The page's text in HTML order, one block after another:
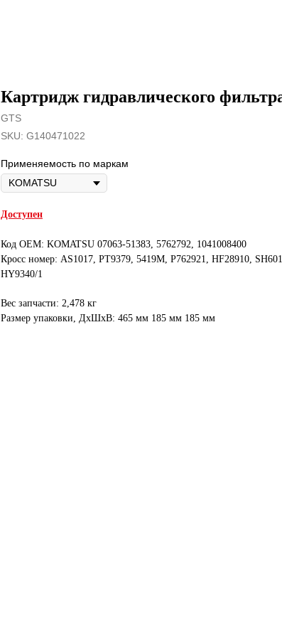
Картридж гидравлического
GTS
SKU: G140471022
Применяемость по маркам
Доступен
Код OEM: KOMATSU 07063-51383, 5762792, 1041008400
Кросс номер: AS1017, PT9379, 5419M, P762921, HF28910,
HY9340/1
Вес запчасти: 2,478 кг
Размер упаковки, ДxШxВ: 465 мм 185 мм 185 мм